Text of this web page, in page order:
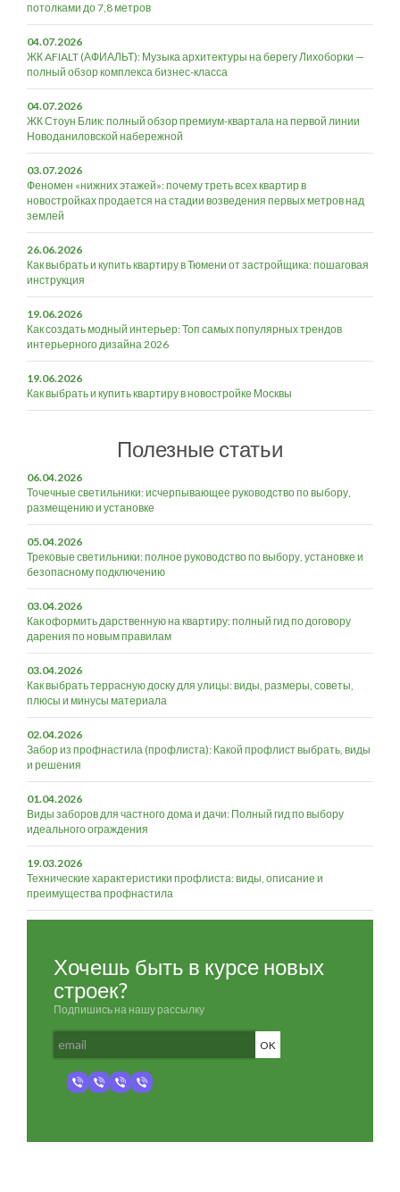
потолками до 7,8 метров
04.07.2026
ЖК AFIALT (АФИАЛЬТ): Музыка архитектуры на берегу Лихоборки —
полный обзор комплекса бизнес-класса
04.07.2026
ЖК Стоун Блик: полный обзор премиум-квартала на первой линии
Новоданиловской набережной
03.07.2026
Феномен «нижних этажей»: почему треть всех квартир в
новостройках продается на стадии возведения первых метров над
землей
26.06.2026
Как выбрать и купить квартиру в Тюмени от застройщика: пошаговая
инструкция
19.06.2026
Как создать модный интерьер: Топ самых популярных трендов
интерьерного дизайна 2026
19.06.2026
Как выбрать и купить квартиру в новостройке Москвы
Полезные статьи
06.04.2026
Точечные светильники: исчерпывающее руководство по выбору,
размещению и установке
05.04.2026
Трековые светильники: полное руководство по выбору, установке и
безопасному подключению
03.04.2026
Как оформить дарственную на квартиру: полный гид по договору
дарения по новым правилам
03.04.2026
Как выбрать террасную доску для улицы: виды, размеры, советы,
плюсы и минусы материала
02.04.2026
Забор из профнастила (профлиста): Какой профлист выбрать, виды
и решения
01.04.2026
Виды заборов для частного дома и дачи: Полный гид по выбору
идеального ограждения
19.03.2026
Технические характеристики профлиста: виды, описание и
преимущества профнастила
Хочешь быть в курсе новых
строек?
Подпишись на нашу рассылку